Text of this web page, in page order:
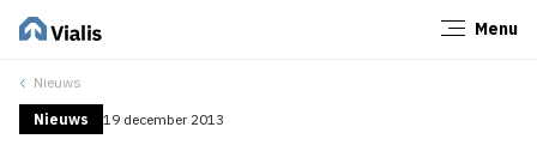
Menu
Nieuws
Nieuws 19 december 2013
Sluiten